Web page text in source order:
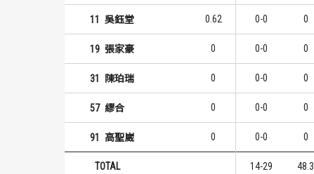
11 吳鈺堂 0.62 0-0 0
19 張家豪 0 0-0 0
31 陳珀瑞 0 0-0 0
57 繆合 0 0-0 0
91 高聖崴 0 0-0 0
TOTAL 14-29 48.3